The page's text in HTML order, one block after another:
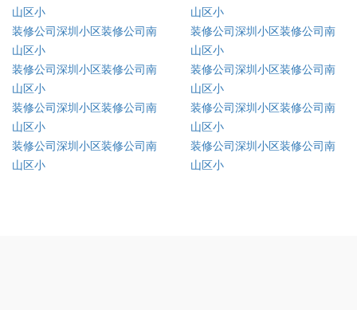
山区小
山区小
装修公司深圳小区装修公司南
山区小
装修公司深圳小区装修公司南
山区小
装修公司深圳小区装修公司南
山区小
装修公司深圳小区装修公司南
山区小
装修公司深圳小区装修公司南
山区小
装修公司深圳小区装修公司南
山区小
装修公司深圳小区装修公司南
山区小
装修公司深圳小区装修公司南
山区小